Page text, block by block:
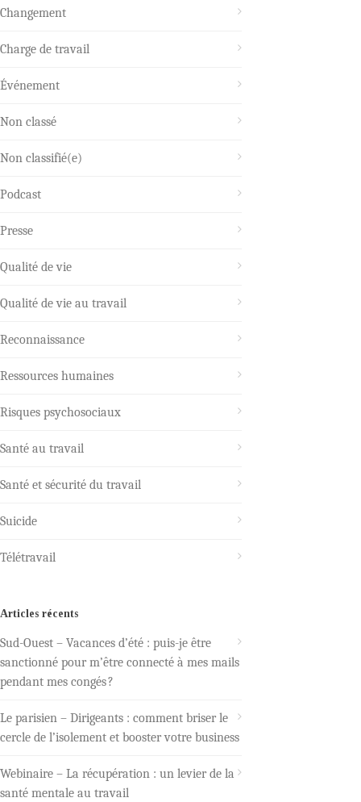
Changement
Charge de travail
Événement
Non classé
Non classifié(e)
Podcast
Presse
Qualité de vie
Qualité de vie au travail
Reconnaissance
Ressources humaines
Risques psychosociaux
Santé au travail
Santé et sécurité du travail
Suicide
Télétravail
Articles récents
Sud-Ouest – Vacances d’été : puis-je être
sanctionné pour m’être connecté à mes mails
pendant mes congés ?
Le parisien – Dirigeants : comment briser le
cercle de l’isolement et booster votre business
Webinaire – La récupération : un levier de la
santé mentale au travail